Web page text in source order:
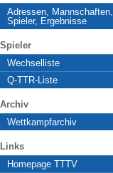
Adressen, Mannschaften,
Spieler, Ergebnisse
Spieler
Wechselliste
Q-TTR-Liste
Archiv
Wettkampfarchiv
Links
Homepage TTTV